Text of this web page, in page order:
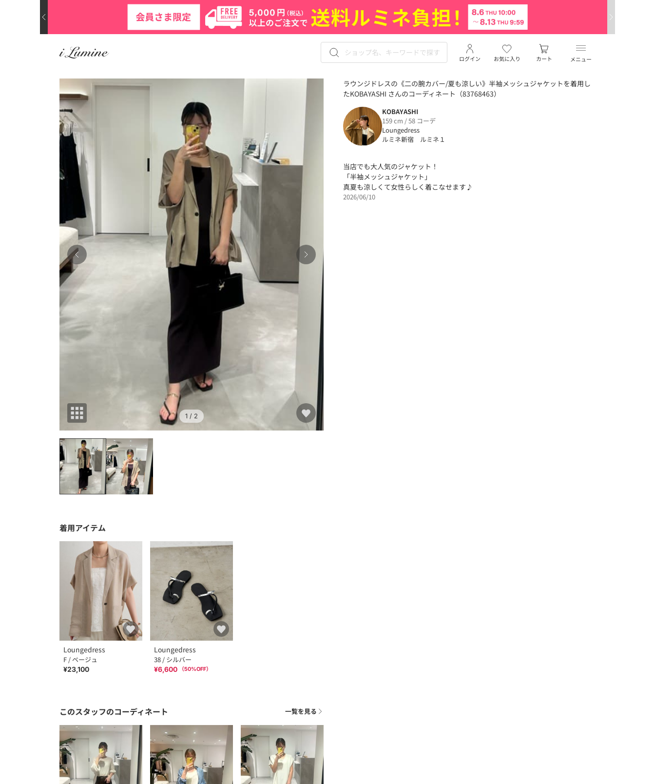
メニュー
お気に入り
ログイン カート
1 / 2
ラウンジドレスの《二の腕カバー/夏も涼しい》半袖メッシュジャケットを着用し
たKOBAYASHI さんのコーディネート（83768463）
KOBAYASHI
159 cm / 58 コーデ
Loungedress
ルミネ新宿 ルミネ１
当店でも大人気のジャケット！
「半袖メッシュジャケット」
真夏も涼しくて女性らしく着こなせます♪
2026/06/10
着用アイテム
Loungedress
F / ベージュ
¥23,100
Loungedress
38 / シルバー
¥6,600 （50%OFF）
このスタッフのコーディネート 一覧を見る